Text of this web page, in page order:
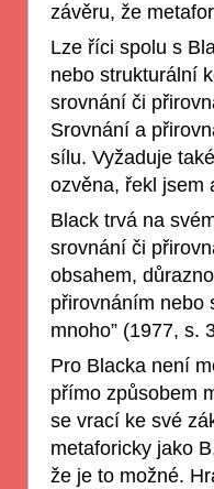
závěru, že
Lze říci spolu s
nebo strukturální
srovnání či
Srovnání a
sílu. Vyžaduje
ozvěna, řekl jsem
Black trvá na
srovnání či
obsahem,
přirovnáním nebo
mnoho” (1977, s.
Pro Blacka není
přímo způsobem
se vrací ke své
metaforicky jako
že je to možné.